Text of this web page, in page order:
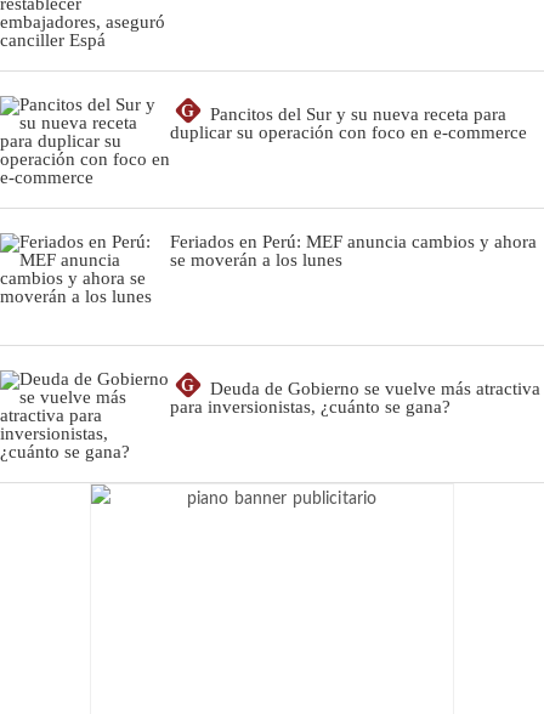
G
Pancitos del Sur y su nueva receta para
duplicar su operación con foco en e-commerce
Feriados en Perú: MEF anuncia cambios y ahora
se moverán a los lunes
G
Deuda de Gobierno se vuelve más atractiva
para inversionistas, ¿cuánto se gana?